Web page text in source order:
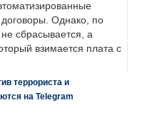
Однако, по
сбрасывается, а
взимается плата с
террориста и
на Telegram